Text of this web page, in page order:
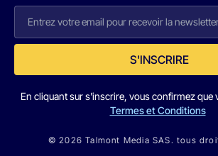
S'INSCRIRE
En cliquant sur s'inscrire, vous confirmez que
Termes et Conditions
© 2026 Talmont Media SAS. tous